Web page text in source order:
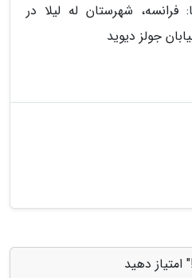
شهرستان له لیلا در
امتیاز دهید